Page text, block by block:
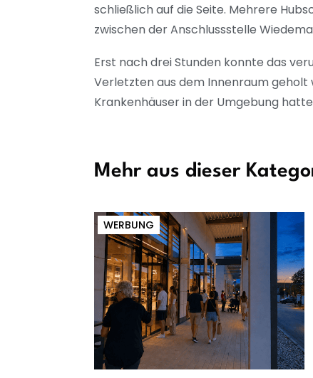
schließlich auf die Seite. Mehrere
zwischen der Anschlussstelle
Erst nach drei Stunden konnte das
Verletzten aus dem Innenraum
Krankenhäuser in der Umgebung
Mehr aus dieser
WERBUNG